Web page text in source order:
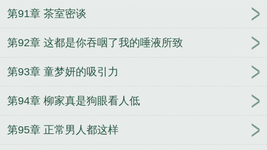
第91章 茶室密谈
第92章 这都是你吞咽了我的唾液所致
第93章 童梦妍的吸引力
第94章 柳家真是狗眼看人低
第95章 正常男人都这样